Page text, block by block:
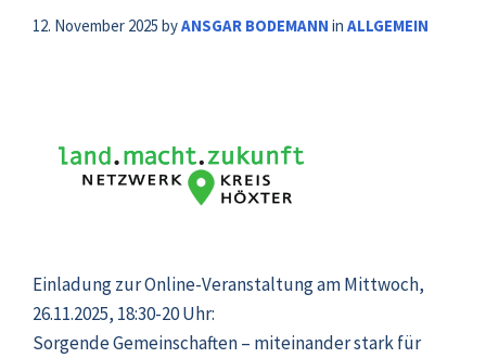
12. November 2025 byANSGAR BODEMANN in ALLGEMEIN
Einladung zur Online-Veranstaltung am Mittwoch,
26.11.2025, 18:30-20 Uhr:
Sorgende Gemeinschaften – miteinander stark für